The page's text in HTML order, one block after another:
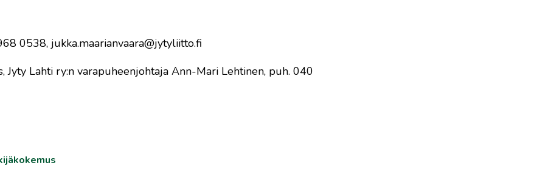
0538, jukka.maarianvaara@jytyliitto.fi
Lahti ry:n varapuheenjohtaja Ann-Mari Lehtinen, puh. 040